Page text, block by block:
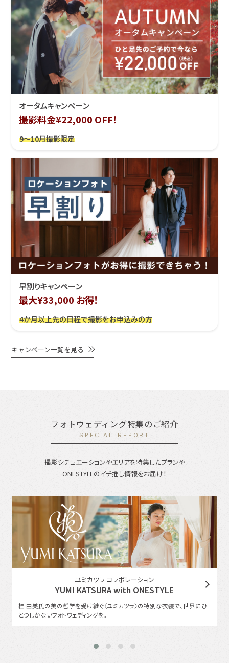
オータムキャンペーン
撮影料金¥22,000 OFF！
9～10月撮影限定
早割りキャンペーン
最大¥33,000 お得！
4か月以上先の日程で撮影をお申込みの方
キャンペーン一覧を見る
フォトウェディング特集のご紹介
SPECIAL REPORT
撮影シチュエーションやエリアを特集したプランや
ONESTYLEのイチ推し情報をお届け！
ユミカツラ コラボレーション
YUMI KATSURA with ONESTYLE
桂 由美氏の美の哲学を受け継ぐ〈ユミカツラ〉の特別な衣装で、世界にひ
とつしかないフォトウェディングを。